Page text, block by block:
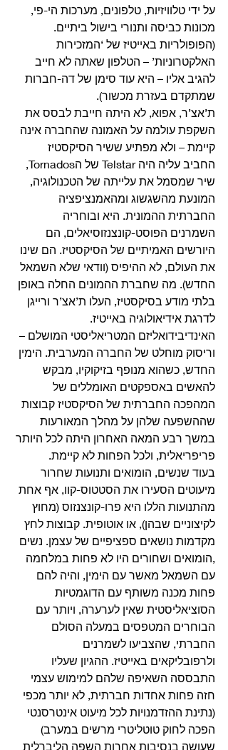
על ידי טלוויזיות, טלפונים, מערכות הי-פי,
מכונות כביסה ותנורי בישול ביתיים.
(הפופולריות באייטיז של ‘המזכירות
האלקטרוניות’ – הטלפון שאתה לא חייב
להגיב אליו – היא עוד סימן של דה-חברות
שמתקדם בעזרת מכשור).
ת’אצ’ר, אפוא, לא היתה חייבת לבסס את
השקפת עולמה על האמונה שהחברה אינה
קיימת – ולא מפתיע ששיר הסיקסטיז
החביב עליה היה Telstar של הTornados,
שיר שמסמל את עלייתה של הטכנולוגיה,
המונעת מהשגשוג ומהאמנציפציה
החברתית ההמונית. היא ובוחריה
השמרנים הפוסט-קונצנזוסיאלים, הם
היורשים האמיתיים של הסיקסטיז. הם שינו
את העולם, לא ההיפיס (וודאי שלא השמאל
החדש). מה שחברת ההמונים החלה באופן
בלתי מודע בסיקסטיז, העלו ת’אצ’ר ורייגן
לדרגת אידיאולוגיה באייטיז.
האינדיבידואליזם המטריאליסטי המושלם –
וריסוק מוחלט של החברה המערבית. הימין
החדש, כשהוא מנופף בזיקוקיו, מבקש
להאשים באספקטים האומללים של
המהפכה החברתית של הסיקסטיז קבוצות
שההשפעה שלהן על מהלך המאורעות
במשך רבע המאה האחרון היתה לכל היותר
פריפריאלית, ולכל הפחות לא קיימת.
בעוד שנשים, הומואים ותנועות שחרור
מיעוטים הסעירו את הסטטוס-קוו, אף אחת
מהתנועות הללו היא פרו-קונצנזוס (מחוץ
לקיצוניים שבהן), או אוטופית. קבוצות לחץ
מקדמות נושאים ספציפיים של עצמן. נשים
,הומואים ושחורים היו לא פחות במלחמה
עם השמאל מאשר עם הימין, והיה להם
פחות מכנה משותף עם הדוגמטיות
הסוציאליסטית שאין לערערה, ויותר עם
הבוחרים המטפסים במעלה הסולם
החברתי, שהצביעו לשמרנים
ולרפובליקאים באייטיז. ההגיון שעליו
התבססה השאיפה שלהם למימוש עצמי
חזה פחות אחדות חברתית, לא יותר מכפי
(נתינת ההזדמנויות לכל מיעוט אינטרסנטי
הפכה לחוק טוטליטרי מרשים במערב)
שעושה בנסיבות אחרות השפה הליברלית